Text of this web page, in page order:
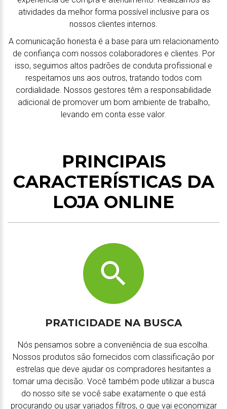
atividades da melhor forma possível inclusive para os
nossos clientes internos.
A comunicação honesta é a base para um relacionamento
de confiança com nossos colaboradores e clientes. Por
isso, seguimos altos padrões de conduta profissional e
respeitamos uns aos outros, tratando todos com
cordialidade. Nossos gestores têm a responsabilidade
adicional de promover um bom ambiente de trabalho,
levando em conta esse valor.
PRINCIPAIS
CARACTERÍSTICAS DA
LOJA ONLINE
PRATICIDADE NA BUSCA
Nós pensamos sobre a conveniência de sua escolha.
Nossos produtos são fornecidos com classificação por
estrelas que deve ajudar os compradores hesitantes a
tomar uma decisão. Você também pode utilizar a busca
do nosso site se você sabe exatamente o que está
procurando ou usar variados filtros, o que vai economizar